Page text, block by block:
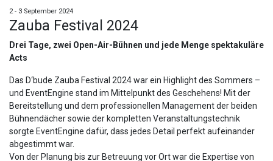
2 - 3 September 2024
Zauba Festival 2024
Drei Tage, zwei Open-Air-Bühnen und jede Menge spektakuläre
Acts
Das D‘bude Zauba Festival 2024 war ein Highlight des Sommers –
und EventEngine stand im Mittelpunkt des Geschehens! Mit der
Bereitstellung und dem professionellen Management der beiden
Bühnendächer sowie der kompletten Veranstaltungstechnik
sorgte EventEngine dafür, dass jedes Detail perfekt aufeinander
abgestimmt war.
Von der Planung bis zur Betreuung vor Ort war die Expertise von